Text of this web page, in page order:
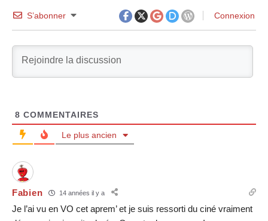
S’abonner Connexion
8 COMMENTAIRES
Le plus ancien
Fabien 14 années il y a
Je l’ai vu en VO cet aprem’ et je suis ressorti du ciné vraiment